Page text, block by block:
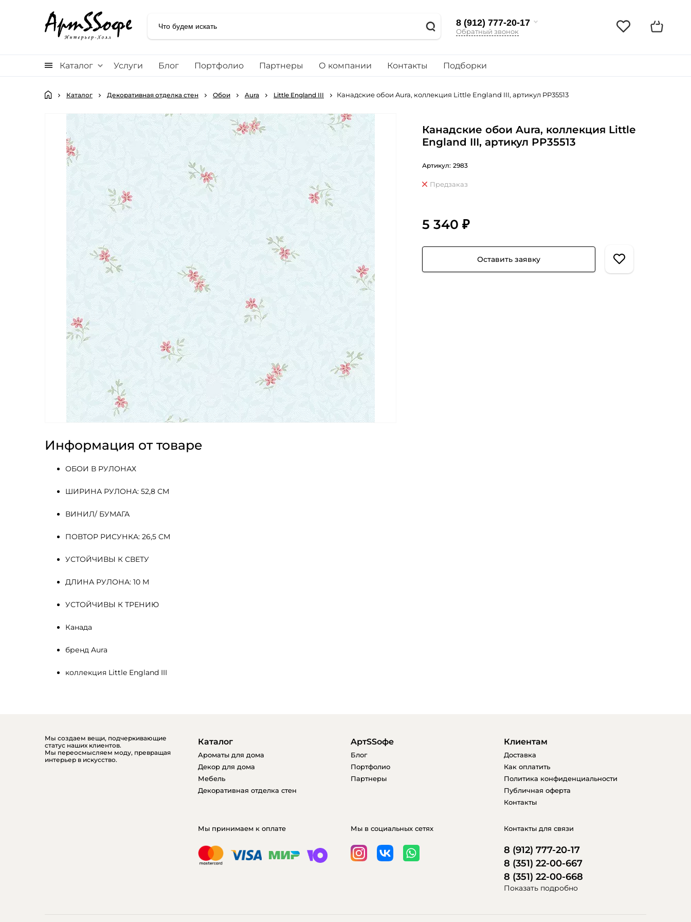
8 (912) 777-20-17
Обратный звонок
Каталог Услуги Блог Портфолио Партнеры О компании Контакты Подборки
Каталог Декоративная отделка стен Обои Aura Little England III Канадские обои Aura, коллекция Little England III, артикул PP35513
Информация от товаре
ОБОИ В РУЛОНАХ
ШИРИНА РУЛОНА: 52,8 СМ
ВИНИЛ/ БУМАГА
ПОВТОР РИСУНКА: 26,5 СМ
УСТОЙЧИВЫ К СВЕТУ
ДЛИНА РУЛОНА: 10 М
УСТОЙЧИВЫ К ТРЕНИЮ
Канада
бренд Aura
коллекция Little England III
Канадские обои Aura, коллекция Little
England III, артикул PP35513
Артикул: 2983
Предзаказ
5 340 ₽
Оставить заявку
Мы создаем вещи, подчеркивающие
статус наших клиентов.
Мы переосмысляем моду, превращая
интерьер в искусство.
Каталог
Ароматы для дома
Декор для дома
Мебель
Декоративная отделка стен
AртSSофе
Блог
Портфолио
Партнеры
Клиентам
Доставка
Как оплатить
Политика конфиденциальности
Публичная оферта
Контакты
Мы принимаем к оплате Мы в социальных сетях Контакты для связи
8 (912) 777-20-17
8 (351) 22-00-667
8 (351) 22-00-668
Показать подробно